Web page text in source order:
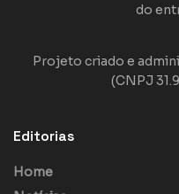
do
Projeto criado e
(CNPJ
Editorias
Home